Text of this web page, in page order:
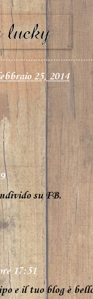
25, 2014
su FB.
17:51
e il tuo blog è